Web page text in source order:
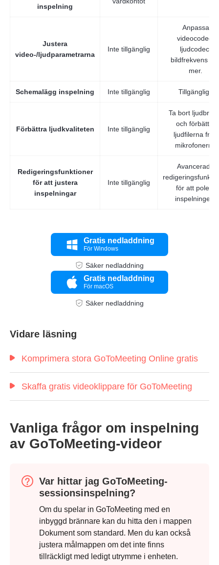
Steg 1.
inspelning
Justera
video-/ljudparametrarna
Inte tillgänglig
Anpassa
videocodec,
ljudcodec,
bildfrekvens
mer.
Schemalägg inspelning Inte tillgänglig Tillgängliga
Förbättra ljudkvaliteten Inte tillgänglig
Ta bort
och förbättra
ljudfilerna från
mikrofonerna
Redigeringsfunktioner
för att justera
inspelningar
Inte tillgänglig
Avancerade
för att polera
inspelningen.
Gratis nedladdning
För Windows
Säker nedladdning
Gratis nedladdning
För macOS
Säker nedladdning
Vidare läsning
Komprimera stora GoToMeeting Online gratis
Skaffa gratis videoklippare för GoToMeeting
Vanliga frågor om inspelning
av GoToMeeting-videor
Var hittar jag GoToMeeting-
sessionsinspelning?
Om du spelar in GoToMeeting med en
inbyggd brännare kan du hitta den i mappen
Dokument som standard. Men du kan också
justera målmappen om det inte finns
tillräckligt med ledigt utrymme i enheten.